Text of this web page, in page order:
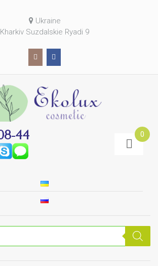
Ukraine
Kharkiv Suzdalskie Ryadi 9
0